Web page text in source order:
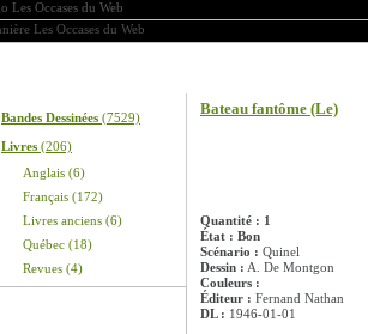
Bandes Dessinées (7529)
Livres (206)
Anglais (6)
Français (172)
Livres anciens (6)
Québec (18)
Revues (4)
Bateau fantôme (Le)
Quantité : 1
État : Bon
Scénario : Quinel
Dessin : A. De Montgon
Couleurs :
Éditeur : Fernand Nathan
DL : 1946-01-01